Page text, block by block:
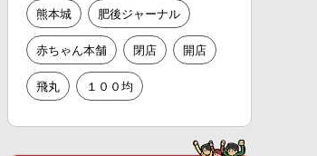
熊本城 肥後ジャーナル
赤ちゃん本舗 閉店 開店
飛丸 １００均